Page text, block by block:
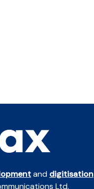
and digitisation
Ltd.